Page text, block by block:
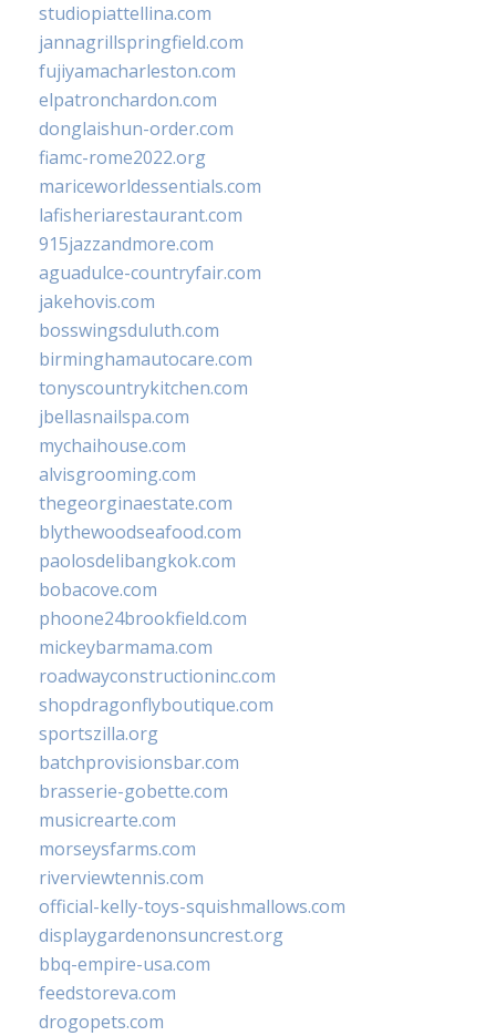
studiopiattellina.com
jannagrillspringfield.com
fujiyamacharleston.com
elpatronchardon.com
donglaishun-order.com
fiamc-rome2022.org
mariceworldessentials.com
lafisheriarestaurant.com
915jazzandmore.com
aguadulce-countryfair.com
jakehovis.com
bosswingsduluth.com
birminghamautocare.com
tonyscountrykitchen.com
jbellasnailspa.com
mychaihouse.com
alvisgrooming.com
thegeorginaestate.com
blythewoodseafood.com
paolosdelibangkok.com
bobacove.com
phoone24brookfield.com
mickeybarmama.com
roadwayconstructioninc.com
shopdragonflyboutique.com
sportszilla.org
batchprovisionsbar.com
brasserie-gobette.com
musicrearte.com
morseysfarms.com
riverviewtennis.com
official-kelly-toys-squishmallows.com
displaygardenonsuncrest.org
bbq-empire-usa.com
feedstoreva.com
drogopets.com